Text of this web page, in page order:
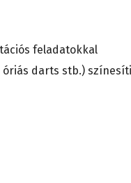
feladatokkal
óriás darts stb.)